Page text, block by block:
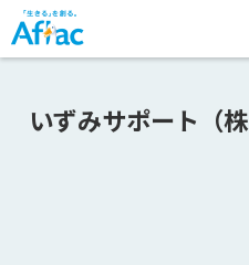
いずみサポート（株